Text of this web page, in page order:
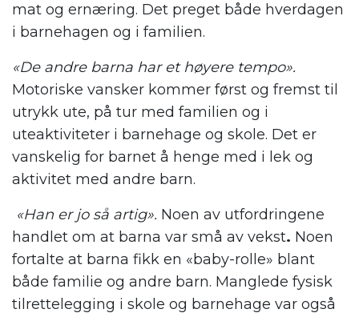
mat og ernæring. Det preget både hverdagen
i barnehagen og i familien.
«De andre barna har et høyere tempo».
Motoriske vansker kommer først og fremst til
utrykk ute, på tur med familien og i
uteaktiviteter i barnehage og skole. Det er
vanskelig for barnet å henge med i lek og
aktivitet med andre barn.
«Han er jo så artig». Noen av utfordringene
handlet om at barna var små av vekst. Noen
fortalte at barna fikk en «baby-rolle» blant
både familie og andre barn. Manglede fysisk
tilrettelegging i skole og barnehage var også